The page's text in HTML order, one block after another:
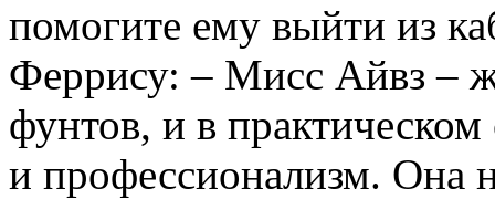
помогите ему выйти из
Феррису: – Мисс Айвз –
фунтов, и в
и профессионализм. Она